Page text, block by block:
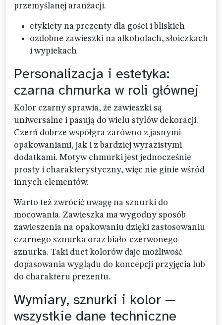
przemyślanej aranżacji.
etykiety na prezenty dla gości i bliskich
ozdobne zawieszki na alkoholach, słoiczkach
i wypiekach
Personalizacja i estetyka:
czarna chmurka w roli głównej
Kolor czarny sprawia, że zawieszki są
uniwersalne i pasują do wielu stylów dekoracji.
Czerń dobrze współgra zarówno z jasnymi
opakowaniami, jak i z bardziej wyrazistymi
dodatkami. Motyw chmurki jest jednocześnie
prosty i charakterystyczny, więc nie ginie wśród
innych elementów.
Warto też zwrócić uwagę na sznurki do
mocowania. Zawieszka ma wygodny sposób
zawieszenia na opakowaniu dzięki zastosowaniu
czarnego sznurka oraz biało-czerwonego
sznurka. Taki duet kolorów daje możliwość
dopasowania wyglądu do koncepcji przyjęcia lub
do charakteru prezentu.
Wymiary, sznurki i kolor —
wszystkie dane techniczne